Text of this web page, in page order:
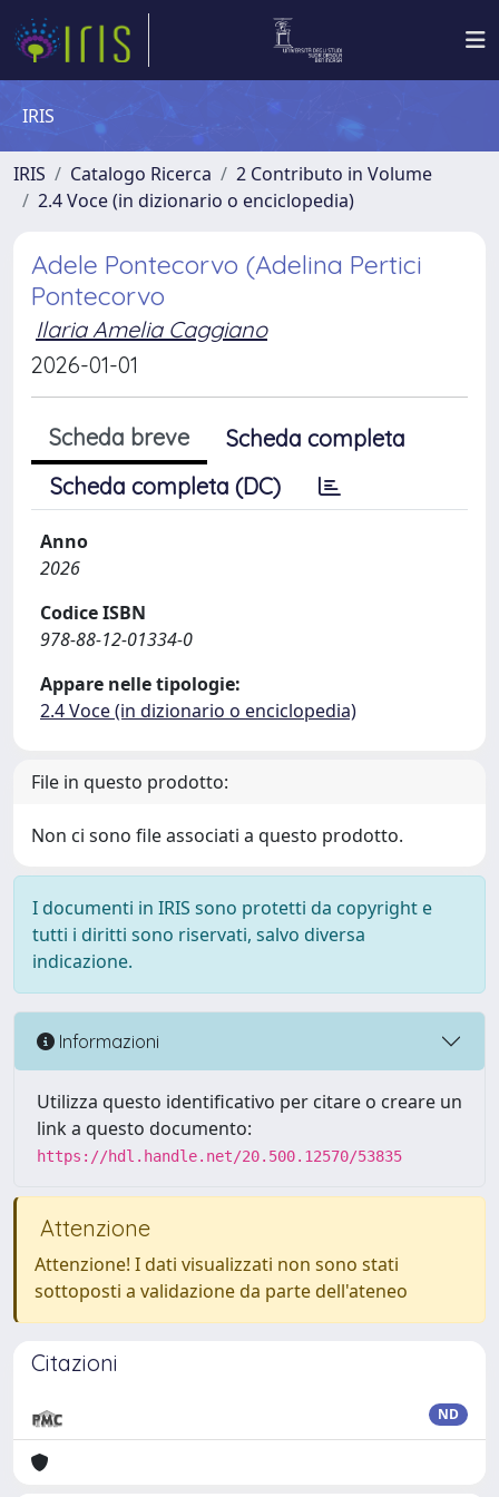
IRIS
IRIS Catalogo Ricerca
2 Contributo in Volume
2.4 Voce (in dizionario o enciclopedia)
Adele Pontecorvo (Adelina Pertici
Pontecorvo
Ilaria Amelia Caggiano
2026-01-01
Scheda breve
Scheda completa
Scheda completa (DC)
Anno
2026
Codice ISBN
978-88-12-01334-0
Appare nelle tipologie:
2.4 Voce (in dizionario o enciclopedia)
File in questo prodotto:
Non ci sono file associati a questo prodotto.
I documenti in IRIS sono protetti da copyright e
tutti i diritti sono riservati, salvo diversa
indicazione.
Informazioni
Utilizza questo identificativo per citare o creare un
link a questo documento:
https://hdl.handle.net/20.500.12570/53835
Attenzione
Attenzione! I dati visualizzati non sono stati
sottoposti a validazione da parte dell'ateneo
Citazioni
ND